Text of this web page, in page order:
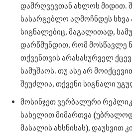
დამრღვევთან ახლოს მიდით.
სასარგებლო აღმოჩნდეს
სიგნალებიც, მაგალითად,
დარწმუნდით, რომ მოსწავლე
თქვენთვის არასასურველ
სამუშაოს. თუ ასე არ
შეუძლია, თქვენი სიგნალი
მოსინჯეთ ვერბალური
სახელით მიმართვა (უბრალოდ
მასალის ახსნისას), დაუსვით